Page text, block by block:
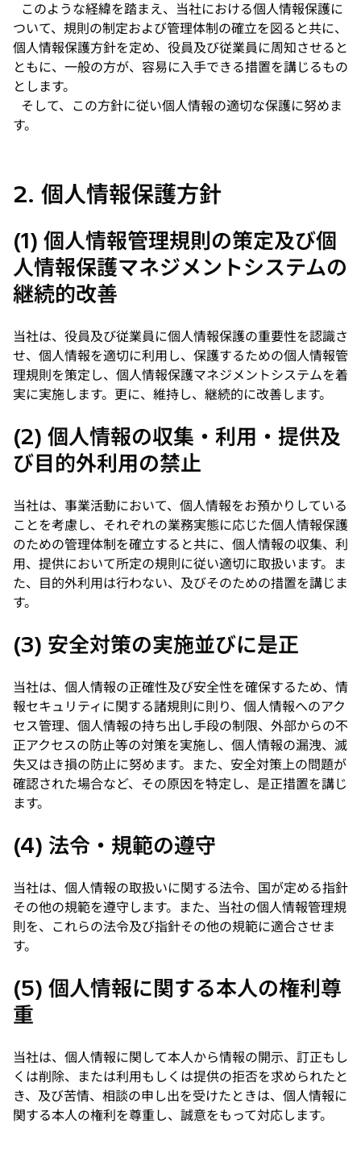
このような経緯を踏まえ、当社における個人情報保護に
ついて、規則の制定および管理体制の確立を図ると共に、
個人情報保護方針を定め、役員及び従業員に周知させると
ともに、一般の方が、容易に入手できる措置を講じるもの
とします。
そして、この方針に従い個人情報の適切な保護に努めま
す。
2. 個人情報保護方針
(1) 個人情報管理規則の策定及び個
人情報保護マネジメントシステムの
継続的改善
当社は、役員及び従業員に個人情報保護の重要性を認識さ
せ、個人情報を適切に利用し、保護するための個人情報管
理規則を策定し、個人情報保護マネジメントシステムを着
実に実施します。更に、維持し、継続的に改善します。
(2) 個人情報の収集・利用・提供及
び目的外利用の禁止
当社は、事業活動において、個人情報をお預かりしている
ことを考慮し、それぞれの業務実態に応じた個人情報保護
のための管理体制を確立すると共に、個人情報の収集、利
用、提供において所定の規則に従い適切に取扱います。ま
た、目的外利用は行わない、及びそのための措置を講じま
す。
(3) 安全対策の実施並びに是正
当社は、個人情報の正確性及び安全性を確保するため、情
報セキュリティに関する諸規則に則り、個人情報へのアク
セス管理、個人情報の持ち出し手段の制限、外部からの不
正アクセスの防止等の対策を実施し、個人情報の漏洩、滅
失又はき損の防止に努めます。また、安全対策上の問題が
確認された場合など、その原因を特定し、是正措置を講じ
ます。
(4) 法令・規範の遵守
当社は、個人情報の取扱いに関する法令、国が定める指針
その他の規範を遵守します。また、当社の個人情報管理規
則を、これらの法令及び指針その他の規範に適合させま
す。
(5) 個人情報に関する本人の権利尊
重
当社は、個人情報に関して本人から情報の開示、訂正もし
くは削除、または利用もしくは提供の拒否を求められたと
き、及び苦情、相談の申し出を受けたときは、個人情報に
関する本人の権利を尊重し、誠意をもって対応します。